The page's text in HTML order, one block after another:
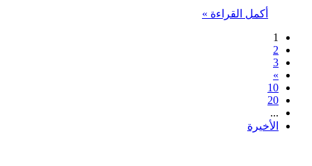
أكمل القراءة »
1
2
3
»
10
20
...
الأخيرة